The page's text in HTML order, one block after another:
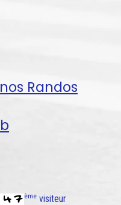
Randos
ème visiteur